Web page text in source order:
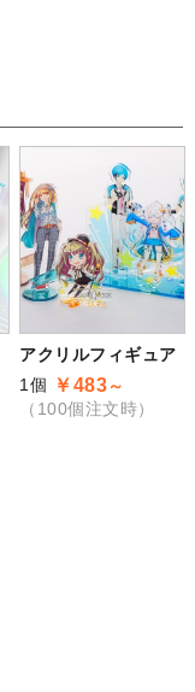
アクリルフィギュア
1個 ￥483～
（100個注文時）